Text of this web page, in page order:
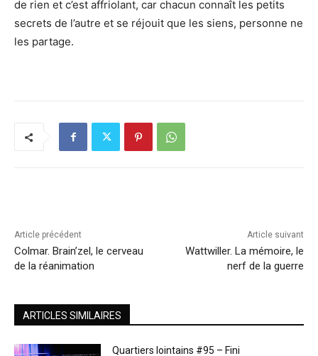
de rien et c’est affriolant, car chacun connaît les petits
secrets de l’autre et se réjouit que les siens, personne ne
les partage.
Article précédent
Colmar. Brain’zel, le cerveau
de la réanimation
Article suivant
Wattwiller. La mémoire, le
nerf de la guerre
ARTICLES SIMILAIRES
Quartiers lointains #95 – Fini